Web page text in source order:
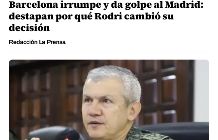
Barcelona irrumpe y da golpe al Madrid:
destapan por qué Rodri cambió su
decisión
Redacción La Prensa